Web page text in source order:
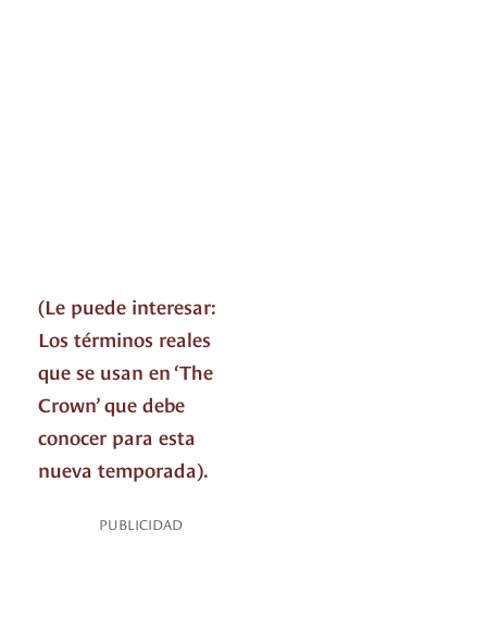
(Le puede interesar:
Los términos reales
que se usan en ‘The
Crown’ que debe
conocer para esta
nueva temporada).
PUBLICIDAD